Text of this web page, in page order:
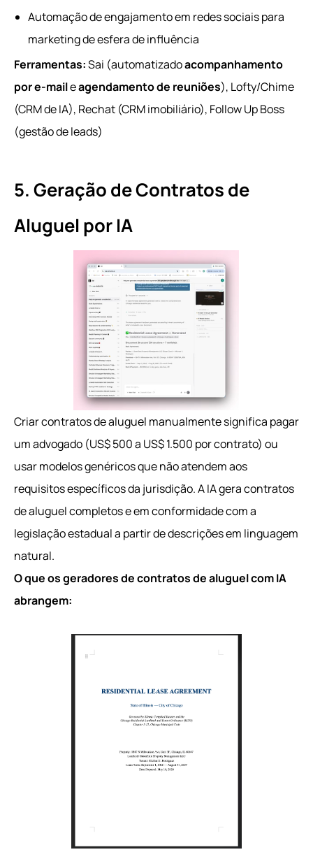
Automação de engajamento em redes sociais para
marketing de esfera de influência
Ferramentas:Sai (automatizadoacompanhamento
por e-maileagendamento de reuniões), Lofty/Chime
(CRM de IA), Rechat (CRM imobiliário), Follow Up Boss
(gestão de leads)
5. Geração de Contratos de
Aluguel por IA
Criar contratos de aluguel manualmente significa pagar
um advogado (US$ 500 a US$ 1.500 por contrato) ou
usar modelos genéricos que não atendem aos
requisitos específicos da jurisdição. A IA gera contratos
de aluguel completos e em conformidade com a
legislação estadual a partir de descrições em linguagem
natural.
O que os geradores de contratos de aluguel com IA
abrangem: